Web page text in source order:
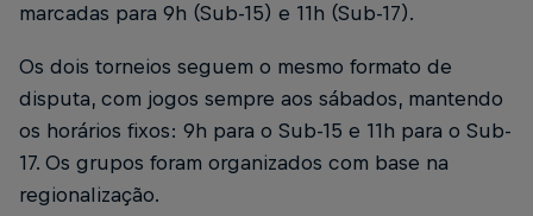
marcadas para 9h (Sub-15) e 11h (Sub-17).
Os dois torneios seguem o mesmo formato de
disputa, com jogos sempre aos sábados, mantendo
os horários fixos: 9h para o Sub-15 e 11h para o Sub-
17. Os grupos foram organizados com base na
regionalização.